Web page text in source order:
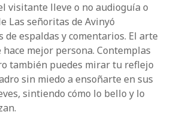
visitante lleve o no audioguía o
Las señoritas de Avinyó
de espaldas y comentarios. El arte
hace mejor persona. Contemplas
también puedes mirar tu reflejo
sin miedo a ensoñarte en sus
sintiendo cómo lo bello y lo